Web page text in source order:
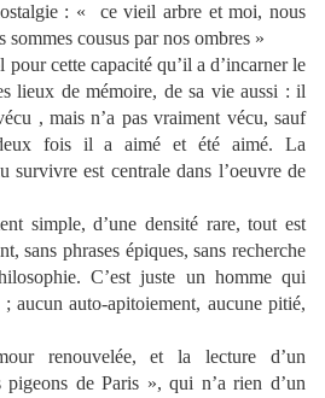
: « ce vieil arbre et moi, nous
sommes cousus par nos ombres »
cette capacité qu’il a d’incarner le
lieux de mémoire, de sa vie aussi : il
, mais n’a pas vraiment vécu, sauf
fois il a aimé et été aimé. La
survivre est centrale dans l’oeuvre de
simple, d’une densité rare, tout est
sans phrases épiques, sans recherche
C’est juste un homme qui
aucun auto-apitoiement, aucune pitié,
renouvelée, et la lecture d’un
de Paris », qui n’a rien d’un